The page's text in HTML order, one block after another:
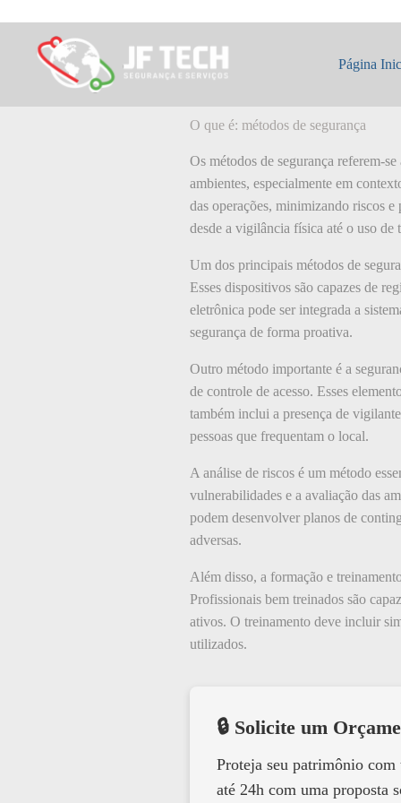
para
conteúdo
Página
O que é:
O que é: métodos de segurança
Os métodos de segurança referem-
ambientes, especialmente em
das operações, minimizando riscos
desde a vigilância física até o uso de
Um dos principais métodos de
Esses dispositivos são capazes de
eletrônica pode ser integrada a
segurança de forma proativa.
Outro método importante é a
de controle de acesso. Esses
também inclui a presença de
pessoas que frequentam o local.
A análise de riscos é um método
vulnerabilidades e a avaliação das
podem desenvolver planos de
adversas.
Além disso, a formação e
Profissionais bem treinados são
ativos. O treinamento deve incluir
utilizados.
🔒 Solicite um
Proteja seu patrimônio com
até 24h com uma proposta